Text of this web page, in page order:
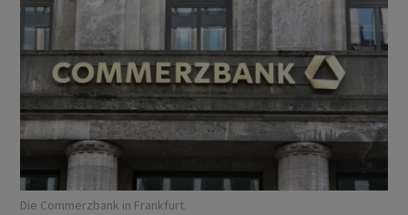
Die Commerzbank in Frankfurt.